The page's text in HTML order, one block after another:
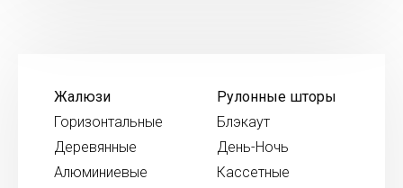
Жалюзи
Горизонтальные
Деревянные
Алюминиевые
Рулонные шторы
Блэкаут
День-Ночь
Кассетные